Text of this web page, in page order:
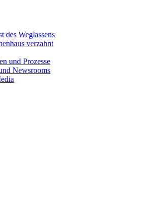
des Weglassens
verzahnt
und Prozesse
Newsrooms